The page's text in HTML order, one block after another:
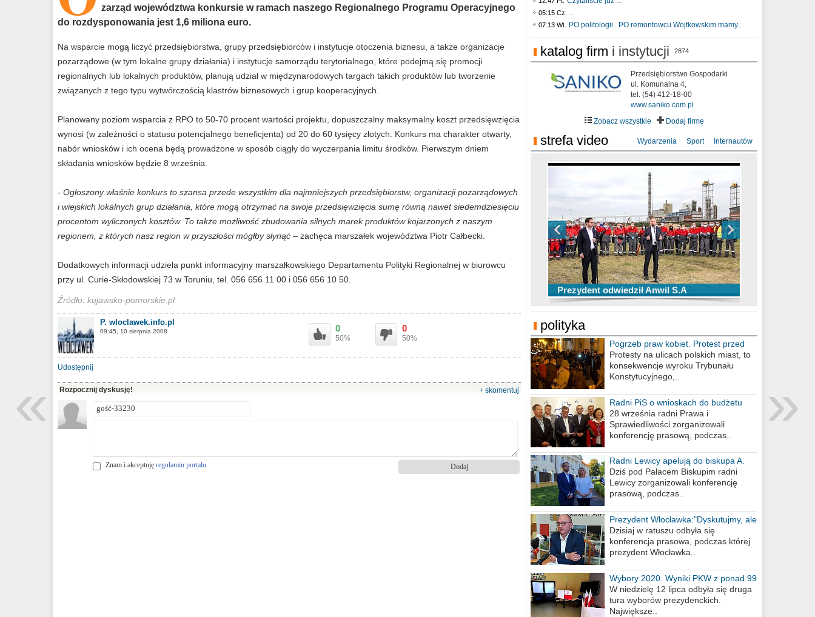
zarząd województwa konkursie w ramach naszego Regionalnego Programu Operacyjnego
do rozdysponowania jest 1,6 miliona euro.
Na wsparcie mogą liczyć przedsiębiorstwa, grupy przedsiębiorców i instytucje otoczenia biznesu, a także organizacje
pozarządowe (w tym lokalne grupy działania) i instytucje samorządu terytorialnego, które podejmą się promocji
regionalnych lub lokalnych produktów, planują udział w międzynarodowych targach takich produktów lub tworzenie
związanych z tego typu wytwórczością klastrów biznesowych i grup kooperacyjnych.
Planowany poziom wsparcia z RPO to 50-70 procent wartości projektu, dopuszczalny maksymalny koszt przedsięwzięcia
wynosi (w zależności o statusu potencjalnego beneficjenta) od 20 do 60 tysięcy złotych. Konkurs ma charakter otwarty,
nabór wniosków i ich ocena będą prowadzone w sposób ciągły do wyczerpania limitu środków. Pierwszym dniem
składania wniosków będzie 8 września.
- Ogłoszony właśnie konkurs to szansa przede wszystkim dla najmniejszych przedsiębiorstw, organizacji pozarządowych
i wiejskich lokalnych grup działania, które mogą otrzymać na swoje przedsięwzięcia sumę równą nawet siedemdziesięciu
procentom wyliczonych kosztów. To także możliwość zbudowania silnych marek produktów kojarzonych z naszym
regionem, z których nasz region w przyszłości mógłby słynąć – zachęca marszałek województwa Piotr Całbecki.
Dodatkowych informacji udziela punkt informacyjny marszałkowskiego Departamentu Polityki Regionalnej w biurowcu
przy ul. Curie-Skłodowskiej 73 w Toruniu, tel. 056 656 11 00 i 056 656 10 50.
Źródło: kujawsko-pomorskie.pl
P. wloclawek.info.pl
09:45, 10 sierpnia 2008 0
50%
0
50%
Udostępnij
Rozpocznij dyskusję! + skomentuj
Znam i akceptuję regulamin portalu
05:15 Cz. ..
07:13 Wt. PO politologii . PO remontowcu Wojtkowskim mamy..
katalog firm i instytucji 2874
Przedsiębiorstwo Gospodarki
ul. Komunalna 4,
tel. (54) 412-18-00
www.saniko.com.pl
Zobacz wszystkie
Dodaj firmę
strefa video Wydarzenia Sport Internautów
Prezydent odwiedził Anwil S.A
TOP 10 przechwytów Anwilu Włocławek
w EBL w sezonie 2019/2020
TOP 5 rzutów Anwilu Włocławek w BCL
w sezonie 2019/2020
Ni To Ponk - W oczach mamy strach
sixf33t .Last Year DRONE FOOTAGE
Włocławek
XXIII Sesja Rady Miasta Włocławek VIII
kadencji w dniu 09.06.2020 r.
polityka
Pogrzeb praw kobiet. Protest przed
biurem poselskim PiS
Protesty na ulicach polskich miast, to
konsekwencje wyroku Trybunału
Konstytucyjnego,..
Radni PiS o wnioskach do budżetu
miasta na 2021 rok
28 września radni Prawa i
Sprawiedliwości zorganizowali
konferencję prasową, podczas..
Radni Lewicy apelują do biskupa A.
Wiesława Meringa
Dziś pod Pałacem Biskupim radni
Lewicy zorganizowali konferencję
prasową, podczas..
Prezydent Włocławka:"Dyskutujmy, ale
nie obrażajmy się”
Dzisiaj w ratuszu odbyła się
konferencja prasowa, podczas której
prezydent Włocławka..
Wybory 2020. Wyniki PKW z ponad 99
procent obwodów
W niedzielę 12 lipca odbyła się druga
tura wyborów prezydenckich.
Największe..
»
«